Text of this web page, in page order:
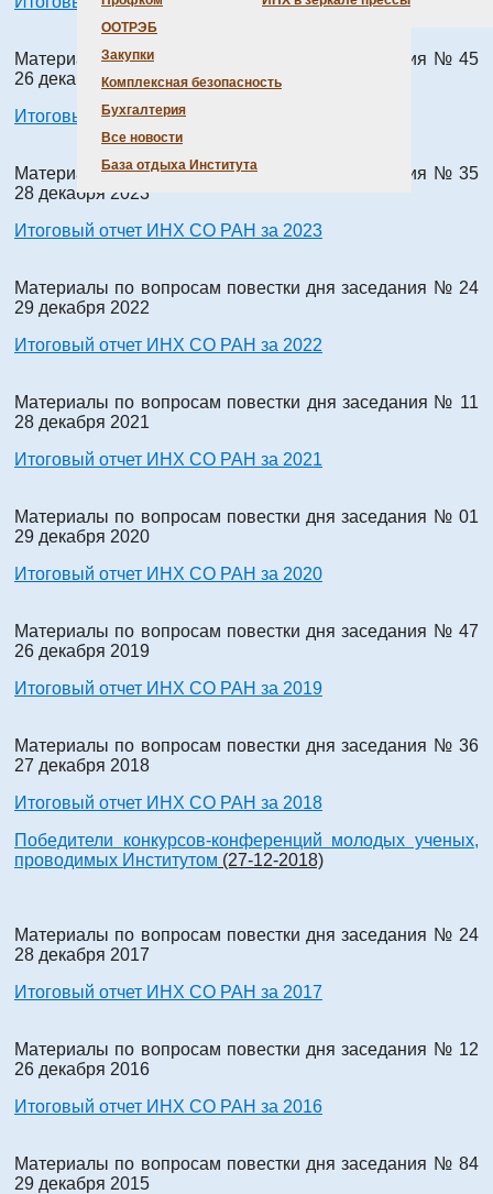
ООТРЭБ
Закупки
Комплексная безопасность
Бухгалтерия
Все новости
База отдыха Института
Материалы по вопросам повестки дня заседания № 45
26 декабря 2024
Итоговый отчет ИНХ СО РАН за 2024
Материалы по вопросам повестки дня заседания № 35
28 декабря 2023
Итоговый отчет ИНХ СО РАН за 2023
Материалы по вопросам повестки дня заседания № 24
29 декабря 2022
Итоговый отчет ИНХ СО РАН за 2022
Материалы по вопросам повестки дня заседания № 11
28 декабря 2021
Итоговый отчет ИНХ СО РАН за 2021
Материалы по вопросам повестки дня заседания № 01
29 декабря 2020
Итоговый отчет ИНХ СО РАН за 2020
Материалы по вопросам повестки дня заседания № 47
26 декабря 2019
Итоговый отчет ИНХ СО РАН за 2019
Материалы по вопросам повестки дня заседания № 36
27 декабря 2018
Итоговый отчет ИНХ СО РАН за 2018
Победители конкурсов-конференций молодых ученых,
проводимых Институтом (27-12-2018)
Материалы по вопросам повестки дня заседания № 24
28 декабря 2017
Итоговый отчет ИНХ СО РАН за 2017
Материалы по вопросам повестки дня заседания № 12
26 декабря 2016
Итоговый отчет ИНХ СО РАН за 2016
Материалы по вопросам повестки дня заседания № 84
29 декабря 2015